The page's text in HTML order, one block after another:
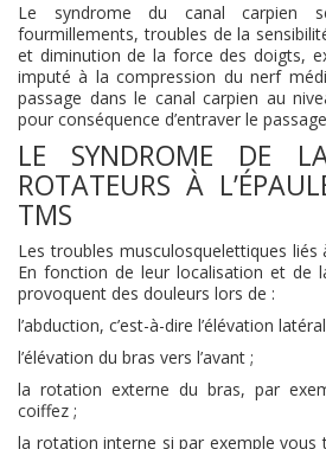
Le syndrome du canal carpien
fourmillements, troubles de la
et diminution de la force des doigts,
imputé à la compression du nerf
passage dans le canal carpien au
pour conséquence d’entraver le
LE SYNDROME DE
ROTATEURS À
TMS
Les troubles musculosquelettiques liés
En fonction de leur localisation et de
provoquent des douleurs lors de :
l’abduction, c’est-à-dire l’élévation
l’élévation du bras vers l’avant ;
la rotation externe du bras, par
coiffez ;
la rotation interne si par exemple vous